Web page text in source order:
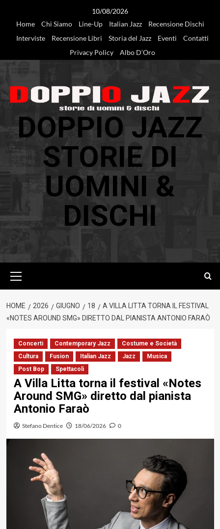
10/08/2026
Home
Chi Siamo Line-Up Italian Jazz
Recensione Dischi
Interviste
Recensione Libri Storia del Jazz Eventi
Contatti
Privacy Policy
Albo D’Oro
DOPPIO JAZZ
STORIE DI
UOMINI &
DISCHI
principale
HOME 2026 GIUGNO 18
A VILLA LITTA TORNA IL FESTIVAL
«NOTES AROUND SMG» DIRETTO DAL PIANISTA ANTONIO FARAÒ
Concerti Contemporary Jazz
Costume e Società
Cultura
Fusion Italian Jazz Jazz
Musica
Post Bop
Spettacoli
A Villa Litta torna il festival «Notes
Around SMG» diretto dal pianista
Antonio Faraò
Stefano Dentice 18/06/2026 0